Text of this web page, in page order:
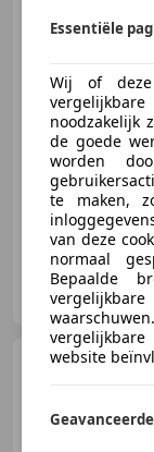
07/2021
Goedhart Motoren
NL-2411 NE
Essentiële
Wij of deze
noodzakelijk
de goede
worden
te maken,
van deze
normaal
Bepaalde
website